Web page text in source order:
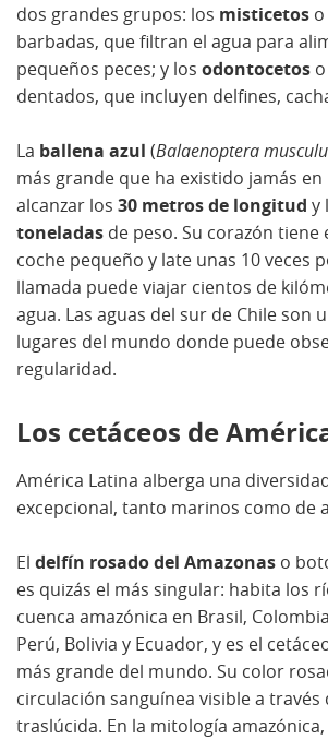
dos grandes grupos: los misticetos
barbadas, que filtran el agua para
pequeños peces; y los odontocetos
dentados, que incluyen delfines,
La ballena azul (Balaenoptera
más grande que ha existido jamás
alcanzar los 30 metros de longitud y
toneladas de peso. Su corazón tiene
coche pequeño y late unas 10 veces
llamada puede viajar cientos de
agua. Las aguas del sur de Chile son
lugares del mundo donde puede
regularidad.
Los cetáceos de
América Latina alberga una
excepcional, tanto marinos como de
El delfín rosado del Amazonas o
es quizás el más singular: habita los
cuenca amazónica en Brasil,
Perú, Bolivia y Ecuador, y es el
más grande del mundo. Su color
circulación sanguínea visible a través
traslúcida. En la mitología